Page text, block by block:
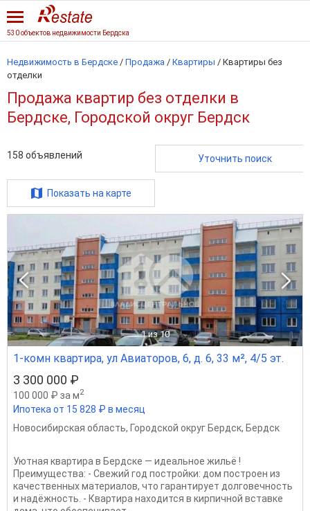
530 объектов недвижимости Бердска
Недвижимость в Бердске / Продажа / Квартиры / Квартиры без
отделки
Продажа квартир без отделки в
Бердске, Городской округ Бердск
158 объявлений Уточнить поиск
Показать на карте
1 из 10
1-комн квартира, ул Авиаторов, 6, д. 6, 33 м², 4/5 эт.
3 300 000 ₽
100 000 ₽ за м2
Ипотека от 15 828 ₽ в месяц
Новосибирская область, Городской округ Бердск, Бердск
Уютная квартира в Бердске — идеальное жильё !
Преимущества: - Свежий год постройки: дом построен из
качественных материалов, что гарантирует долговечность
и надёжность. - Квартира находится в кирпичной вставке